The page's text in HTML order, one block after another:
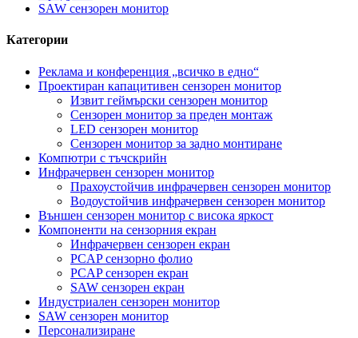
SAW сензорен монитор
Категории
Реклама и конференция „всичко в едно“
Проектиран капацитивен сензорен монитор
Извит геймърски сензорен монитор
Сензорен монитор за преден монтаж
LED сензорен монитор
Сензорен монитор за задно монтиране
Компютри с тъчскрийн
Инфрачервен сензорен монитор
Прахоустойчив инфрачервен сензорен монитор
Водоустойчив инфрачервен сензорен монитор
Външен сензорен монитор с висока яркост
Компоненти на сензорния екран
Инфрачервен сензорен екран
PCAP сензорно фолио
PCAP сензорен екран
SAW сензорен екран
Индустриален сензорен монитор
SAW сензорен монитор
Персонализиране